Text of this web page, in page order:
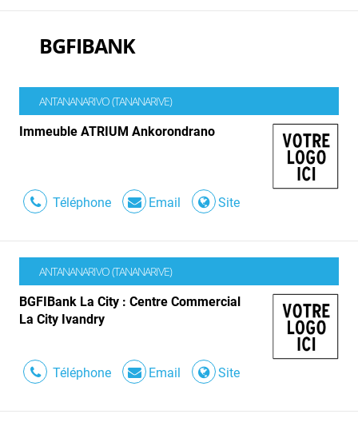
BGFIBANK
ANTANANARIVO (TANANARIVE)
Immeuble ATRIUM Ankorondrano
Téléphone Email Site
ANTANANARIVO (TANANARIVE)
BGFIBank La City : Centre Commercial
La City Ivandry
Téléphone Email Site